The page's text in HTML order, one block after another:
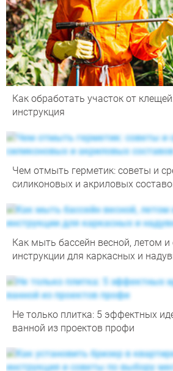
Как обработать участок от
инструкция
Чем отмыть герметик: советы и
силиконовых и акриловых
Как мыть бассейн весной, летом
инструкции для каркасных и
Не только плитка: 5 эффектных
ванной из проектов профи